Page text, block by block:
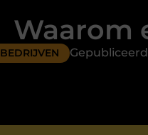
Waarom
BEDRIJVEN